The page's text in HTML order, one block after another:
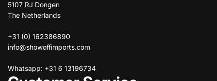
5107 RJ Dongen
The Netherlands
+31 (0) 162386890
info@showoffimports.com
Whatsapp: +31 6 13196734